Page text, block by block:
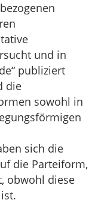
und in
publiziert
die
sowohl in
sich die
die Parteiform,
obwohl diese